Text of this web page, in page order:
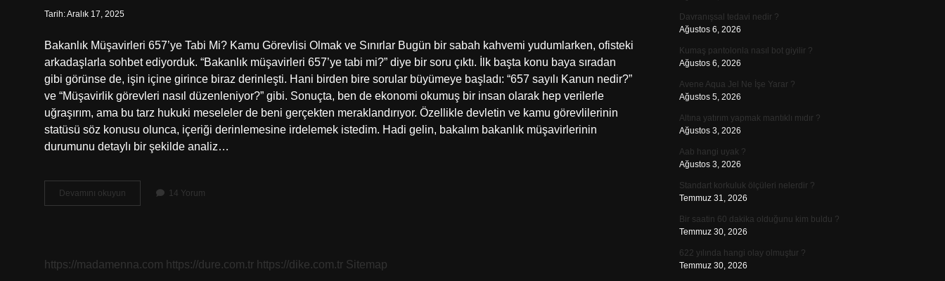
Tarih: Aralık 17, 2025
Bakanlık Müşavirleri 657’ye Tabi Mi? Kamu Görevlisi Olmak ve Sınırlar Bugün bir sabah kahvemi yudumlarken, ofisteki
arkadaşlarla sohbet ediyorduk. “Bakanlık müşavirleri 657’ye tabi mi?” diye bir soru çıktı. İlk başta konu baya sıradan
gibi görünse de, işin içine girince biraz derinleşti. Hani birden bire sorular büyümeye başladı: “657 sayılı Kanun nedir?”
ve “Müşavirlik görevleri nasıl düzenleniyor?” gibi. Sonuçta, ben de ekonomi okumuş bir insan olarak hep verilerle
uğraşırım, ama bu tarz hukuki meseleler de beni gerçekten meraklandırıyor. Özellikle devletin ve kamu görevlilerinin
statüsü söz konusu olunca, içeriği derinlemesine irdelemek istedim. Hadi gelin, bakalım bakanlık müşavirlerinin
durumunu detaylı bir şekilde analiz…
Devamını okuyun Bakanlık
müşavirleri
14 Yorum
https://madamenna.com https://dure.com.tr https://dike.com.tr Sitemap
Davranışsal tedavi nedir ?
Ağustos 6, 2026
Kumaş pantolonla nasıl bot giyilir ?
Ağustos 6, 2026
Avene Aqua Jel Ne İşe Yarar ?
Ağustos 5, 2026
Altına yatırım yapmak mantıklı mıdır ?
Ağustos 3, 2026
Aab hangi uyak ?
Ağustos 3, 2026
Standart korkuluk ölçüleri nelerdir ?
Temmuz 31, 2026
Bir saatin 60 dakika olduğunu kim buldu ?
Temmuz 30, 2026
622 yılında hangi olay olmuştur ?
Temmuz 30, 2026